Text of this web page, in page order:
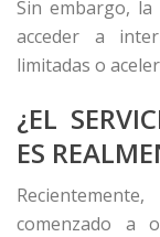
Sin embargo,
acceder a
limitadas o
¿EL
ES
comenzado a